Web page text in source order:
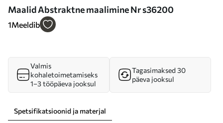
Maalid Abstraktne maalimine Nr s36200
1Meeldib
Valmis
kohaletoimetamiseks
1–3 tööpäeva jooksul
Tagasimaksed 30
päeva jooksul
Spetsifikatsioonid ja materjal